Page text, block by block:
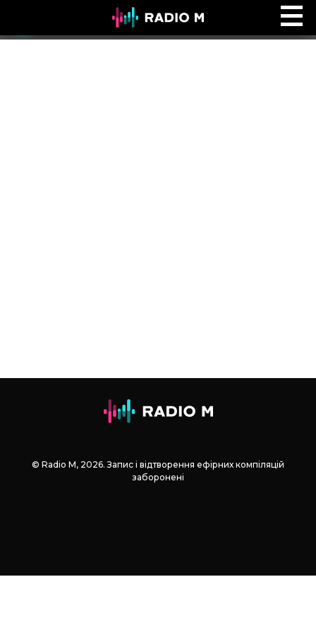
Ефір Radio M
© Radio М, 2026. Запис і відтворення ефірних компіляцій
заборонені